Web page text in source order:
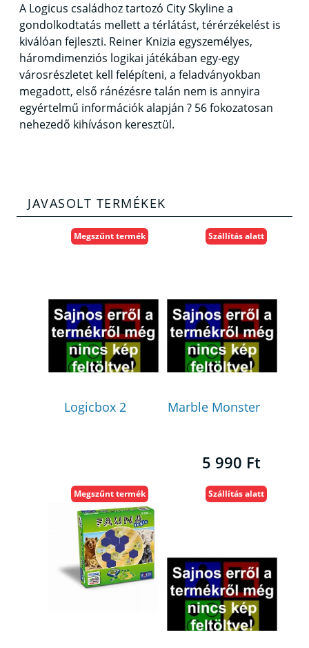
A Logicus családhoz tartozó City Skyline a
gondolkodtatás mellett a térlátást, térérzékelést is
kiválóan fejleszti. Reiner Knizia egyszemélyes,
háromdimenziós logikai játékában egy-egy
városrészletet kell felépíteni, a feladványokban
megadott, első ránézésre talán nem is annyira
egyértelmű információk alapján ? 56 fokozatosan
nehezedő kihíváson keresztül.
JAVASOLT TERMÉKEK
Logicbox 2
Megszűnt termék
Marble Monster
Szállítás alatt
5 990 Ft
Megszűnt termék Szállítás alatt